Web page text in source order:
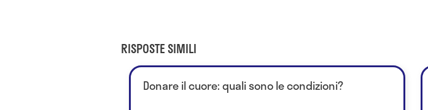
RISPOSTE SIMILI
Donare il cuore: quali sono le condizioni?